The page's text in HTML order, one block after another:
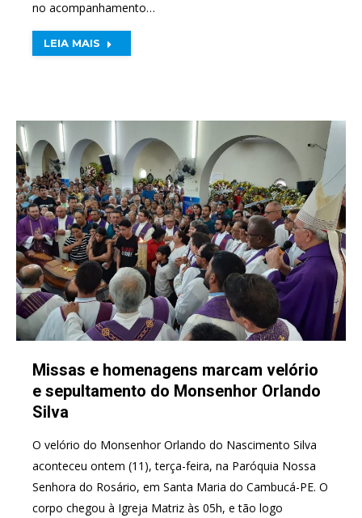
no acompanhamento…
LEIA MAIS
Missas e homenagens marcam velório
e sepultamento do Monsenhor Orlando
Silva
O velório do Monsenhor Orlando do Nascimento Silva
aconteceu ontem (11), terça-feira, na Paróquia Nossa
Senhora do Rosário, em Santa Maria do Cambucá-PE. O
corpo chegou à Igreja Matriz às 05h, e tão logo